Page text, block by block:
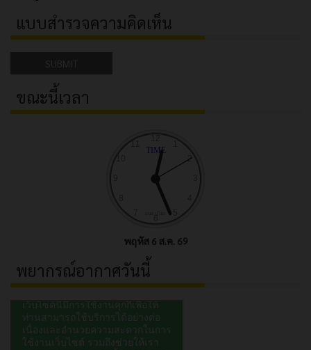
แบบสำรวจความคิดเห็น
ขณะนี้เวลา
พฤหัส 6 ส.ค. 69
พยากรณ์อากาศวันนี้